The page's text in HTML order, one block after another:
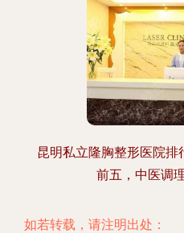
昆明私立隆胸整形医院
前五，中医调
如若转载，请注明出处：